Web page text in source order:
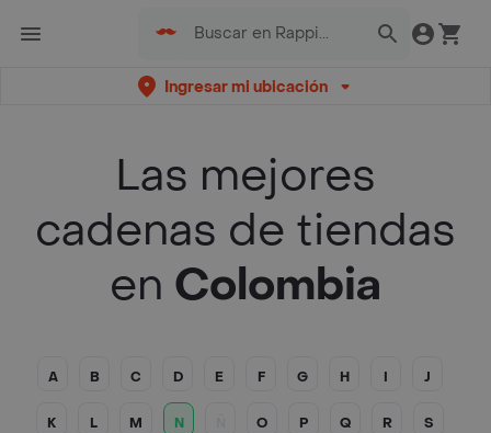
Ingresar mi ubicación
Las mejores
cadenas de tiendas
en Colombia
A B C D E F G H I J
K L M N O P Q R S